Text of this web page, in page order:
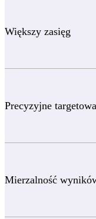
Większy zasięg
Precyzyjne
Mierzalność